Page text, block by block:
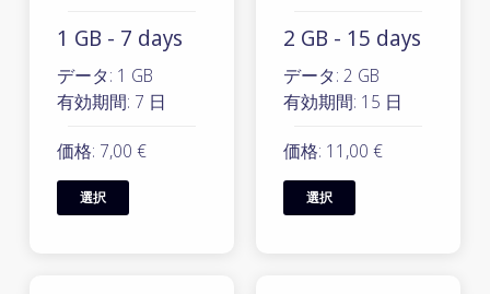
1 GB - 7 days
データ: 1 GB
有効期間: 7 日
価格: 7,00 €
選択
2 GB - 15 days
データ: 2 GB
有効期間: 15 日
価格: 11,00 €
選択